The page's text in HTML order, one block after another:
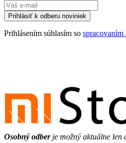
Prihlásením súhlasím so spracovaním
Osobný odberje možný aktuálne len